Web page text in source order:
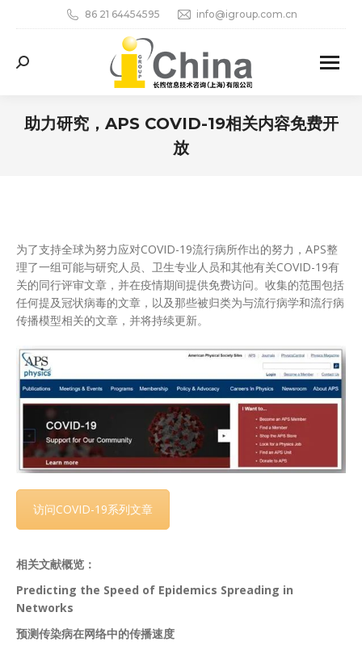
86 21 64454595 info@igroup.com.cn
Search:
助力研究，APS COVID-19相关内容免费开
放
为了支持全球为努力应对COVID-19流行病所作出的努力，APS整
理了一组可能与研究人员、卫生专业人员和其他有关COVID-19有
关的同行评审文章，并在疫情期间提供免费访问。收集的范围包括
任何提及冠状病毒的文章，以及那些被归类为与流行病学和流行病
传播模型相关的文章，并将持续更新。
访问COVID-19系列文章
相关文献概览：
Predicting the Speed of Epidemics Spreading in
Networks
预测传染病在网络中的传播速度